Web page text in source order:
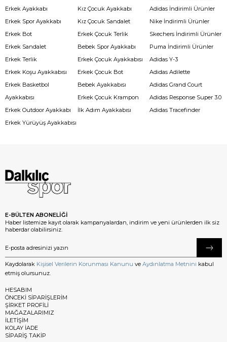
Erkek Ayakkabı
Erkek Spor Ayakkabı
Erkek Bot
Erkek Sandalet
Erkek Terlik
Erkek Koşu Ayakkabısı
Erkek Basketbol
Ayakkabısı
Erkek Outdoor Ayakkabı
Erkek Yürüyüş Ayakkabısı
Kız Çocuk Ayakkabı
Kız Çocuk Sandalet
Erkek Çocuk Terlik
Bebek Spor Ayakkabı
Erkek Çocuk Ayakkabısı
Erkek Çocuk Bot
Bebek Ayakkabısı
Erkek Çocuk Krampon
İlk Adım Ayakkabısı
Adidas İndirimli Ürünler
Nike İndirimli Ürünler
Skechers İndirimli Ürünler
Puma İndirimli Ürünler
Adidas Y-3
Adidas Adilette
Adidas Grand Court
Adidas Response Super 3.0
Adidas Tracefinder
E-BÜLTEN ABONELİĞİ
Haber listemize kayıt olarak kampanyalardan, indirim ve yeni ürünlerden ilk siz
haberdar olabilirsiniz.
Kaydolarak Kişisel Verilerin Korunması Kanunu ve Aydınlatma Metnini kabul
etmiş olursunuz.
HESABIM
ÖNCEKİ SİPARİŞLERİM
ŞİRKET PROFİLİ
MAĞAZALARIMIZ
İLETİŞİM
KOLAY İADE
SİPARİŞ TAKİP